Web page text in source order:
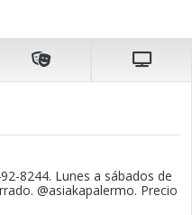
8244. Lunes a sábados de
@asiakapalermo. Precio